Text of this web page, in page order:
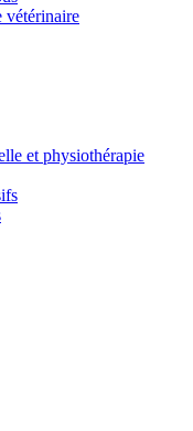
vétérinaire
et physiothérapie